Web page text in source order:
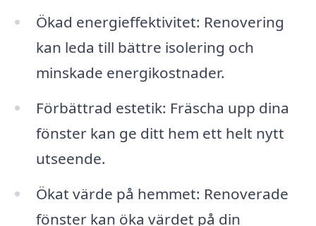
Ökad energieffektivitet: Renovering
kan leda till bättre isolering och
minskade energikostnader.
Förbättrad estetik: Fräscha upp dina
fönster kan ge ditt hem ett helt nytt
utseende.
Ökat värde på hemmet: Renoverade
fönster kan öka värdet på din